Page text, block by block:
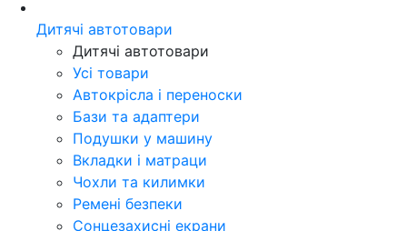
Дитячі автотовари
Дитячі автотовари
Усі товари
Автокрісла і переноски
Бази та адаптери
Подушки у машину
Вкладки і матраци
Чохли та килимки
Ремені безпеки
Сонцезахисні екрани